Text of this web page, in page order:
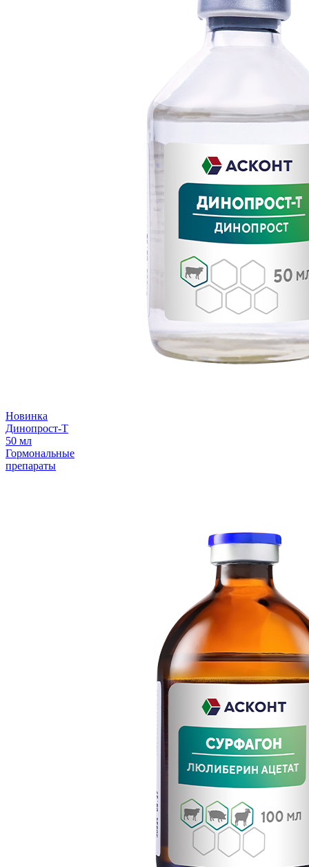
Новинка
Динопрост-Т
50 мл
Гормональные
препараты